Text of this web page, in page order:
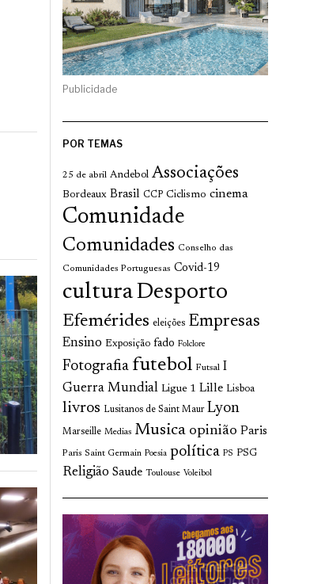
Publicidade
POR TEMAS
25 de abril Andebol Associações
Bordeaux Brasil CCP Ciclismo cinema
Comunidade
Comunidades Conselho das
Comunidades Portuguesas Covid-19
culturaDesporto
Efemérides eleições Empresas
Ensino Exposição fado Folclore
Fotografia futebol Futsal I
Guerra Mundial Ligue 1 Lille Lisboa
livros Lusitanos de Saint Maur Lyon
Marseille Medias Musica opinião Paris
Paris Saint Germain Poesia política PS PSG
Religião Saude Toulouse Voleibol